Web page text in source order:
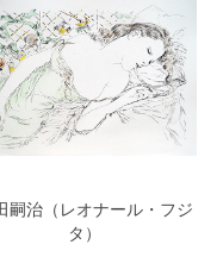
嗣治（レオナール・フジ
タ）